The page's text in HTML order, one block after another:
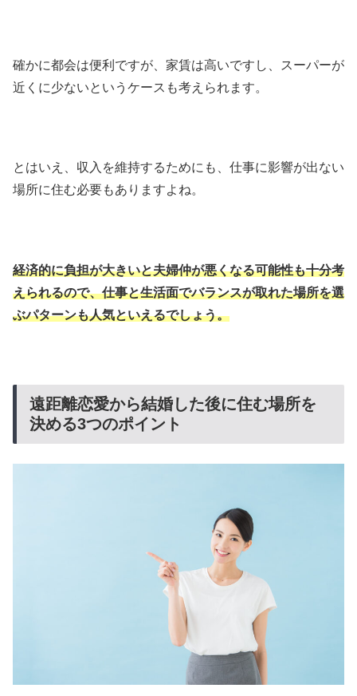
確かに都会は便利ですが、家賃は高いですし、スーパーが
近くに少ないというケースも考えられます。
とはいえ、収入を維持するためにも、仕事に影響が出ない
場所に住む必要もありますよね。
経済的に負担が大きいと夫婦仲が悪くなる可能性も十分考
えられるので、仕事と生活面でバランスが取れた場所を選
ぶパターンも人気といえるでしょう。
遠距離恋愛から結婚した後に住む場所を
決める3つのポイント